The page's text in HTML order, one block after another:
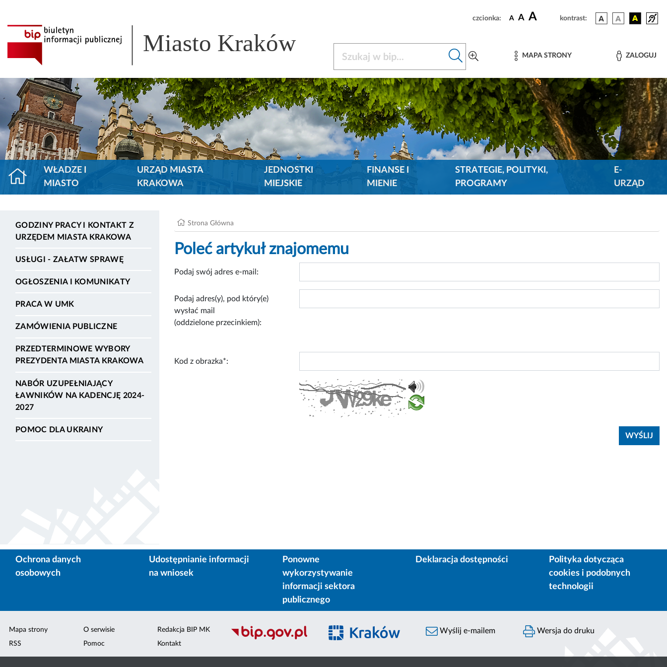
czcionka: A A A kontrast:
Miasto Kraków MAPA STRONY ZALOGUJ
WŁADZE I
MIASTO
URZĄD MIASTA
KRAKOWA
JEDNOSTKI
MIEJSKIE
FINANSE I
MIENIE
STRATEGIE, POLITYKI,
PROGRAMY
E-
URZĄD
GODZINY PRACY I KONTAKT Z
URZĘDEM MIASTA KRAKOWA
USŁUGI - ZAŁATW SPRAWĘ
OGŁOSZENIA I KOMUNIKATY
PRACA W UMK
ZAMÓWIENIA PUBLICZNE
PRZEDTERMINOWE WYBORY
PREZYDENTA MIASTA KRAKOWA
NABÓR UZUPEŁNIAJĄCY
ŁAWNIKÓW NA KADENCJĘ 2024-
2027
POMOC DLA UKRAINY
Strona Główna
Poleć artykuł znajomemu
Podaj swój adres e-mail:
Podaj adres(y), pod który(e)
wysłać mail
(oddzielone przecinkiem):
Kod z obrazka*:
Ochrona danych
osobowych
Udostępnianie informacji
na wniosek
Ponowne
wykorzystywanie
informacji sektora
publicznego
Deklaracja dostępności
Polityka dotycząca
cookies i podobnych
technologii
Mapa strony
RSS
O serwisie
Pomoc
Redakcja BIP MK
Kontakt
Wyślij e-mailem Wersja do druku